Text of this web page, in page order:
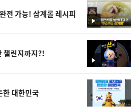
영
상
전 가능! 삼계롤 레시피
영
상
챌린지까지?!
대한민국